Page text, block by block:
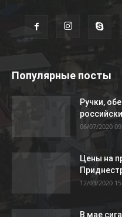
Популярные посты
Ручки,
06/07/2020
Цены на
12/03/2020
В мае